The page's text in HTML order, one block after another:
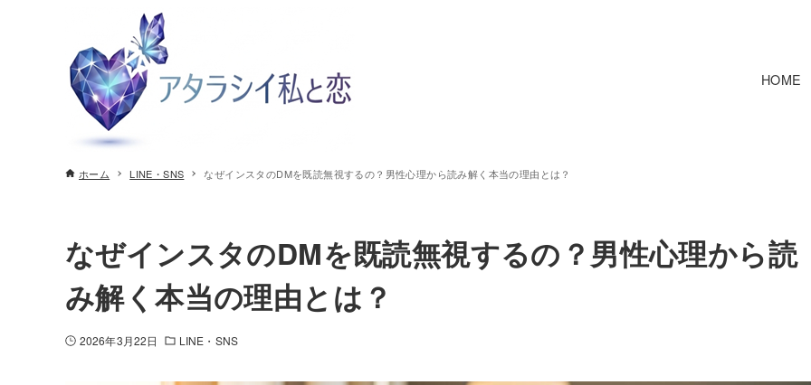
HOME
ホーム LINE・SNS なぜインスタのDMを既読無視するの？男性心理から読み解く本当の理由とは？
なぜインスタのDMを既読無視するの？男性心理から読
み解く本当の理由とは？
2026年3月22日 LINE・SNS